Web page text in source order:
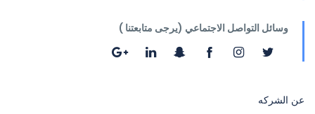
وسائل التواصل الاجتماعي (يرجى متابعتنا )
عن الشركه